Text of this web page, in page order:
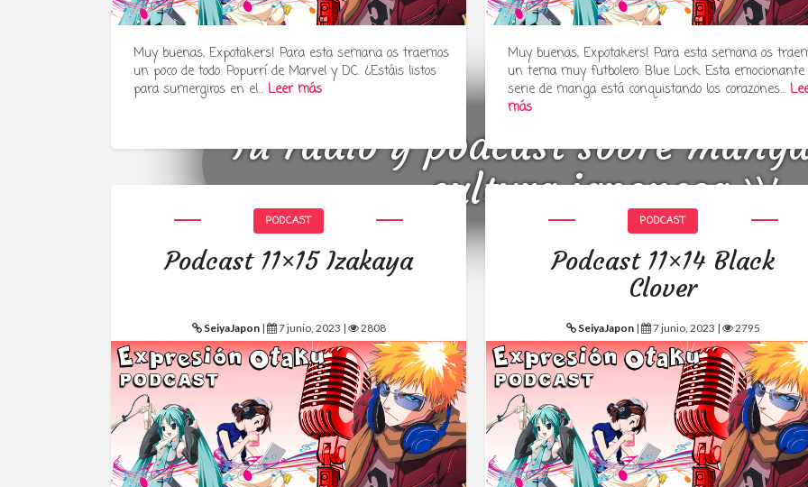
Tu radio y podcast sobre
cultura japonesa ツ
Muy buenas, Expotakers! Para esta semana os traemos
un poco de todo: Popurrí de Marvel y DC. ¿Estáis listos
para sumergiros en el…Leer más
Muy buenas, Expotakers! Para esta semana os
un tema muy futbolero: Blue Lock. Esta emocionante
serie de manga está conquistando los corazones…
más
PODCAST
Podcast 11×15 Izakaya
SeiyaJapon| 7 junio, 2023 | 2808
PODCAST
Podcast 11×14 Black
Clover
SeiyaJapon| 7 junio, 2023 | 2795